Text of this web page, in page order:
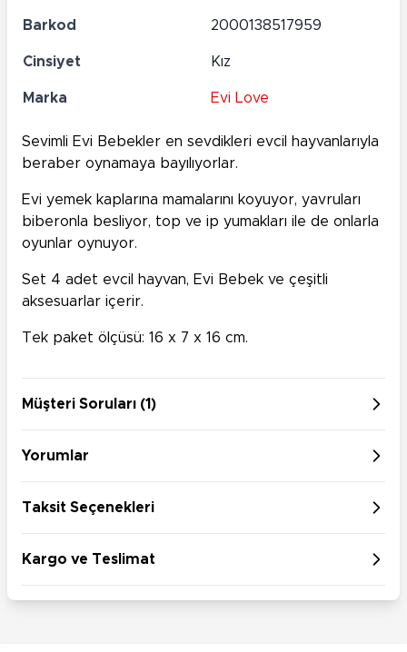
Barkod 2000138517959
Cinsiyet Kız
Marka Evi Love
Sevimli Evi Bebekler en sevdikleri evcil hayvanlarıyla
beraber oynamaya bayılıyorlar.
Evi yemek kaplarına mamalarını koyuyor, yavruları
biberonla besliyor, top ve ip yumakları ile de onlarla
oyunlar oynuyor.
Set 4 adet evcil hayvan, Evi Bebek ve çeşitli
aksesuarlar içerir.
Tek paket ölçüsü: 16 x 7 x 16 cm.
Müşteri Soruları (1)
Yorumlar
Taksit Seçenekleri
Kargo ve Teslimat